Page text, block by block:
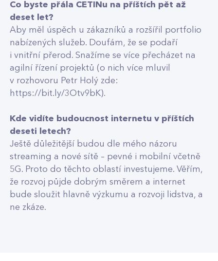
Co byste přála CETINu na příštích pět až
deset let?
Aby měl úspěch u zákazníků a rozšířil portfolio
nabízených služeb. Doufám, že se podaří
i vnitřní přerod. Snažíme se více přecházet na
agilní řízení projektů (o nich více mluvil
v rozhovoru Petr Holý zde:
https://bit.ly/3Otv9bK).
Kde vidíte budoucnost internetu v příštích
deseti letech?
Ještě důležitější budou dle mého názoru
streaming a nové sítě – pevné i mobilní včetně
5G. Proto do těchto oblastí investujeme. Věřím,
že rozvoj půjde dobrým směrem a internet
bude sloužit hlavně výzkumu a rozvoji lidstva, a
ne zkáze.